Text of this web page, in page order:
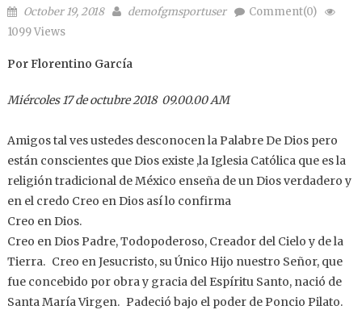
Posted on
October 19, 2018 Author
demofgmsportuser
Comment(0)
1099 Views
Por Florentino García
Miércoles 17 de octubre 2018 09.00.00 AM
Amigos tal ves ustedes desconocen la Palabre De Dios pero
están conscientes que Dios existe ,la Iglesia Católica que es la
religión tradicional de México enseña de un Dios verdadero y
en el credo Creo en Dios así lo confirma
Creo en Dios.
Creo en Dios Padre, Todopoderoso, Creador del Cielo y de la
Tierra. Creo en Jesucristo, su Único Hijo nuestro Señor, que
fue concebido por obra y gracia del Espíritu Santo, nació de
Santa María Virgen. Padeció bajo el poder de Poncio Pilato.